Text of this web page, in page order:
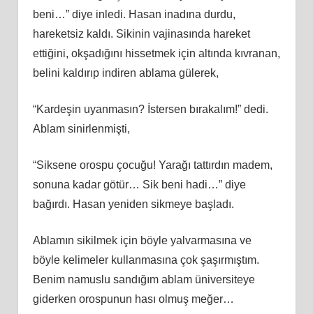
beni…” diye inledi. Hasan inadına durdu,
hareketsiz kaldı. Sikinin vajinasında hareket
ettiğini, okşadığını hissetmek için altında kıvranan,
belini kaldırıp indiren ablama gülerek,
“Kardeşin uyanmasın? İstersen bırakalım!” dedi.
Ablam sinirlenmişti,
“Siksene orospu çocuğu! Yarağı tattırdın madem,
sonuna kadar götür… Sik beni hadi…” diye
bağırdı. Hasan yeniden sikmeye başladı.
Ablamın sikilmek için böyle yalvarmasına ve
böyle kelimeler kullanmasına çok şaşırmıştım.
Benim namuslu sandığım ablam üniversiteye
giderken orospunun hası olmuş meğer…